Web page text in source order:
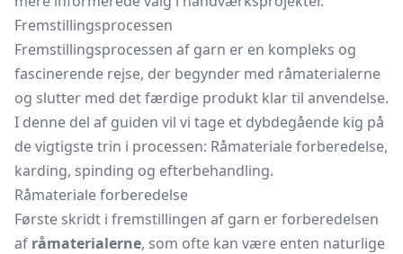
Fremstillingsprocessen
Fremstillingsprocessen af garn er en kompleks og
fascinerende rejse, der begynder med råmaterialerne
og slutter med det færdige produkt klar til anvendelse.
I denne del af guiden vil vi tage et dybdegående kig på
de vigtigste trin i processen: Råmateriale forberedelse,
karding, spinding og efterbehandling.
Råmateriale forberedelse
Første skridt i fremstillingen af garn er forberedelsen
af råmaterialerne, som ofte kan være enten naturlige